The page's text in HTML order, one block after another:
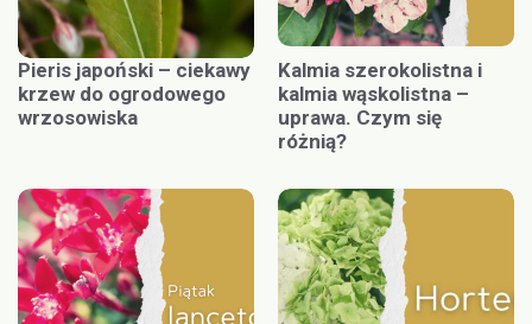
Pieris japoński – ciekawy
krzew do ogrodowego
wrzosowiska
Kalmia szerokolistna i
kalmia wąskolistna –
uprawa. Czym się
różnią?